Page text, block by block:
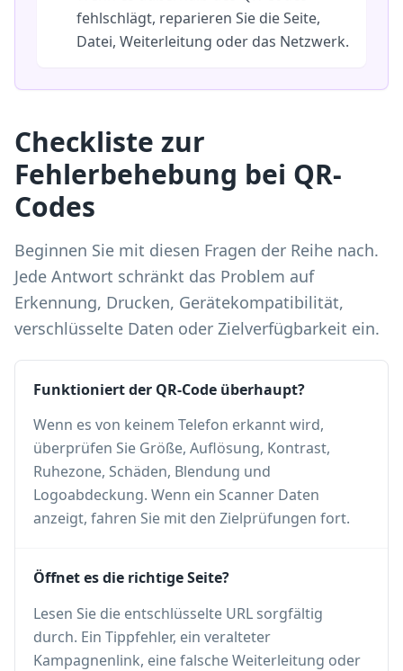
fehlschlägt, reparieren Sie die Seite,
Datei, Weiterleitung oder das Netzwerk.
Checkliste zur
Fehlerbehebung bei QR-
Codes
Beginnen Sie mit diesen Fragen der Reihe nach.
Jede Antwort schränkt das Problem auf
Erkennung, Drucken, Gerätekompatibilität,
verschlüsselte Daten oder Zielverfügbarkeit ein.
Funktioniert der QR-Code überhaupt?
Wenn es von keinem Telefon erkannt wird,
überprüfen Sie Größe, Auflösung, Kontrast,
Ruhezone, Schäden, Blendung und
Logoabdeckung. Wenn ein Scanner Daten
anzeigt, fahren Sie mit den Zielprüfungen fort.
Öffnet es die richtige Seite?
Lesen Sie die entschlüsselte URL sorgfältig
durch. Ein Tippfehler, ein veralteter
Kampagnenlink, eine falsche Weiterleitung oder